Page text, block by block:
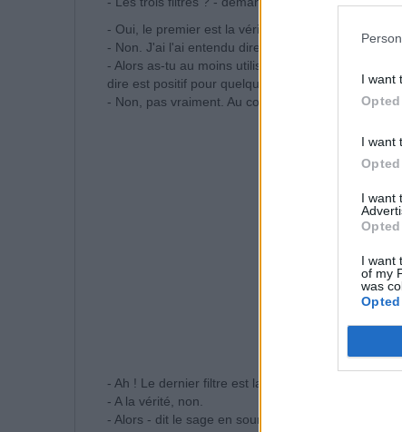
I want
I want
I want
I want
of my
was
- Oui, le premier est la vérité. Tu es sûr que ce
- Non. J'ai l'ai entendu dire par certains voisins.
- Alors as-tu au moins utilisé le second filtre, le
dire est positif pour quelqu'un ?
- Non, pas vraiment. Au contraire....
- Ah ! Le dernier filtre est la nécessité. Ai-je besoin
- A la vérité, non.
- Alors - dit le sage en souriant - si ce n'est pas